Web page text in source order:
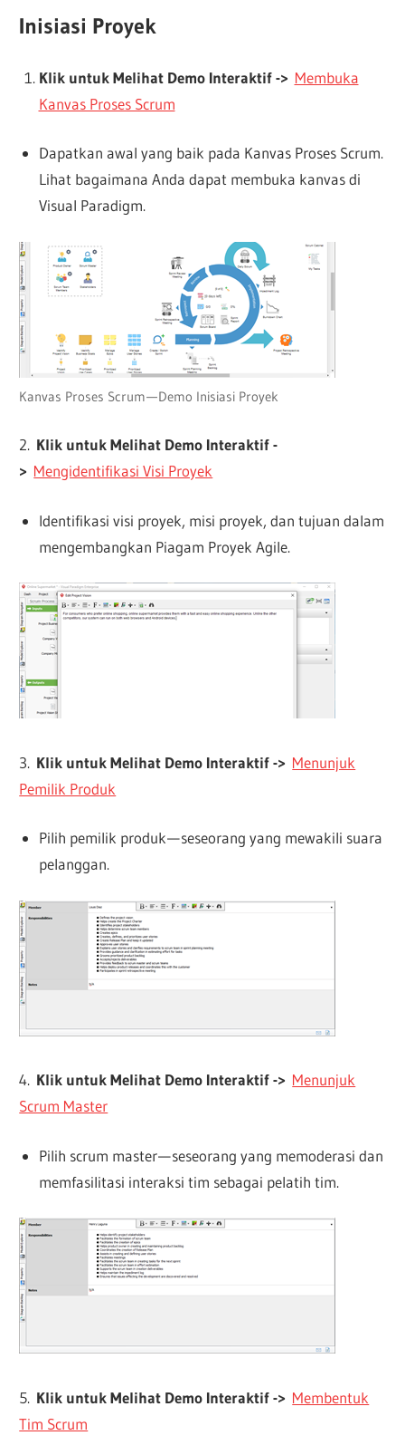
Inisiasi Proyek
Klik untuk Melihat Demo Interaktif -> Membuka
Kanvas Proses Scrum
Dapatkan awal yang baik pada Kanvas Proses Scrum.
Lihat bagaimana Anda dapat membuka kanvas di
Visual Paradigm.
Kanvas Proses Scrum — Demo Inisiasi Proyek
2. Klik untuk Melihat Demo Interaktif -
> Mengidentifikasi Visi Proyek
Identifikasi visi proyek, misi proyek, dan tujuan dalam
mengembangkan Piagam Proyek Agile.
3. Klik untuk Melihat Demo Interaktif -> Menunjuk
Pemilik Produk
Pilih pemilik produk — seseorang yang mewakili suara
pelanggan.
4. Klik untuk Melihat Demo Interaktif -> Menunjuk
Scrum Master
Pilih scrum master — seseorang yang memoderasi dan
memfasilitasi interaksi tim sebagai pelatih tim.
5. Klik untuk Melihat Demo Interaktif -> Membentuk
Tim Scrum